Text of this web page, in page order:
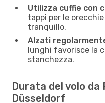
Utilizza cuffie con
tappi per le
tranquillo.
Alzati
lunghi favorisce la
stanchezza.
Durata del volo
Düsseldorf